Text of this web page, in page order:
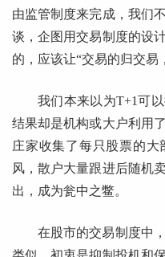
由监管制度来完成，我们
谈，企图用交易制度的设
的，应该让“交易的归交易
我们本来以为T+1可
结果却是机构或大户利用
庄家收集了每只股票的
风，散户大量跟进后随机
出，成为瓮中之鳖。
在股市的交易制度中